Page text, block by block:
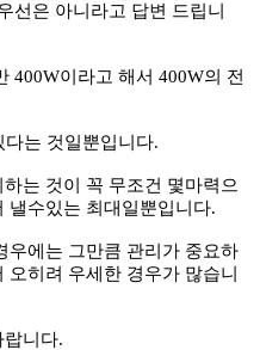
선은 아니라고 답변 드립니
400W이라고 해서 400W의 전
다는 것일뿐입니다.
는 것이 꼭 무조건 몇마력으
낼수있는 최대일뿐입니다.
우에는 그만큼 관리가 중요하
히려 우세한 경우가 많습니
니다.